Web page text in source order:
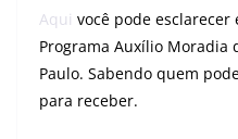
Aqui você pode
Programa Auxílio Moradia
Paulo. Sabendo quem
para receber.